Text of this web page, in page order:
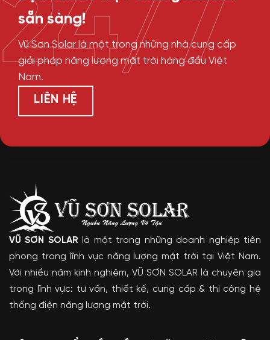
sẵn sàng!
Vũ Sơn Solar là một trong những nhà cung cấp
giải pháp năng lượng mặt trời hàng đầu Việt
Nam.
LIÊN HỆ
24/7
VŨ SƠN SOLAR là một trong những doanh nghiệp tiên
phong trong lĩnh vực năng lượng mặt trời tại Việt Nam.
Với nhiều năm kinh nghiệm, VŨ SƠN SOLAR là chuyên gia
trong lĩnh vực: tư vấn, thiết kế, cung cấp & thi công hệ
thống điện năng lượng mặt trời.